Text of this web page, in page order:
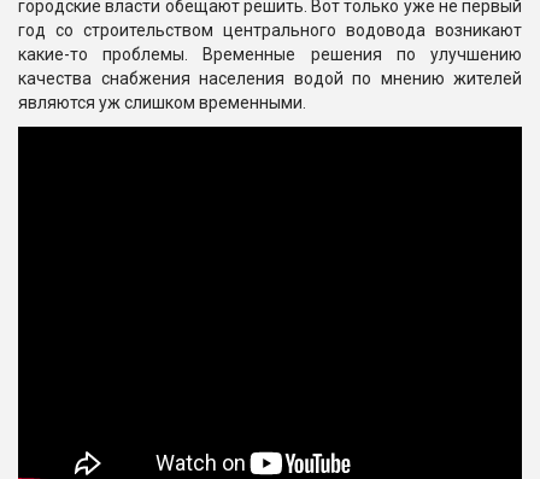
городские власти обещают решить. Вот только уже не первый
год со строительством центрального водовода возникают
какие-то проблемы. Временные решения по улучшению
качества снабжения населения водой по мнению жителей
являются уж слишком временными.